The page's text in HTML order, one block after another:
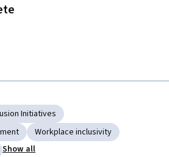
Initiatives
Workplace inclusivity
Show all